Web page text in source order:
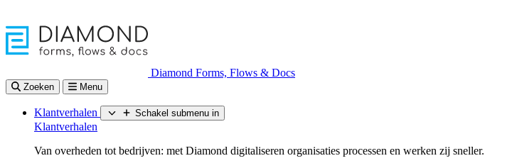
Diamond Forms, Flows & Docs
Zoeken Menu
Klantverhalen Schakel submenu in
Klantverhalen
Van overheden tot bedrijven: met Diamond digitaliseren organisaties processen en werken zij sneller.